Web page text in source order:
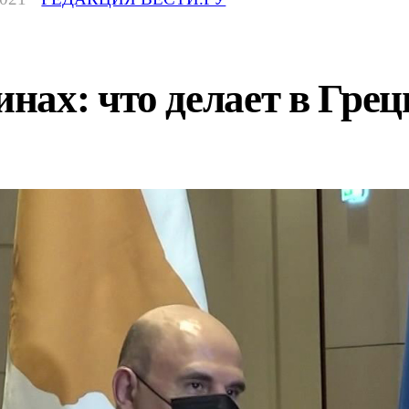
что делает в